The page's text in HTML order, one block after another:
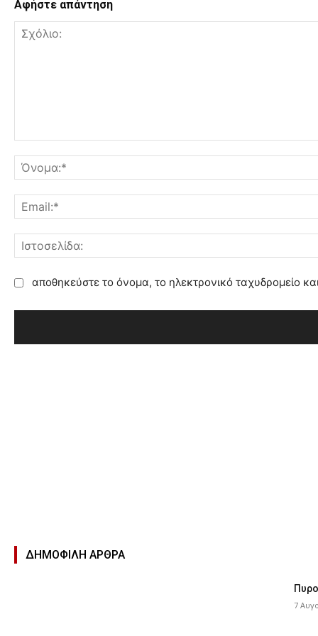
Αφήστε απάντηση
ι
:
αποθηκεύστε το όνομα, το ηλεκτρονικό ταχυδρομείο
ΔΗΜΟΦΙΛΉ ΑΡΘΡΑ
7